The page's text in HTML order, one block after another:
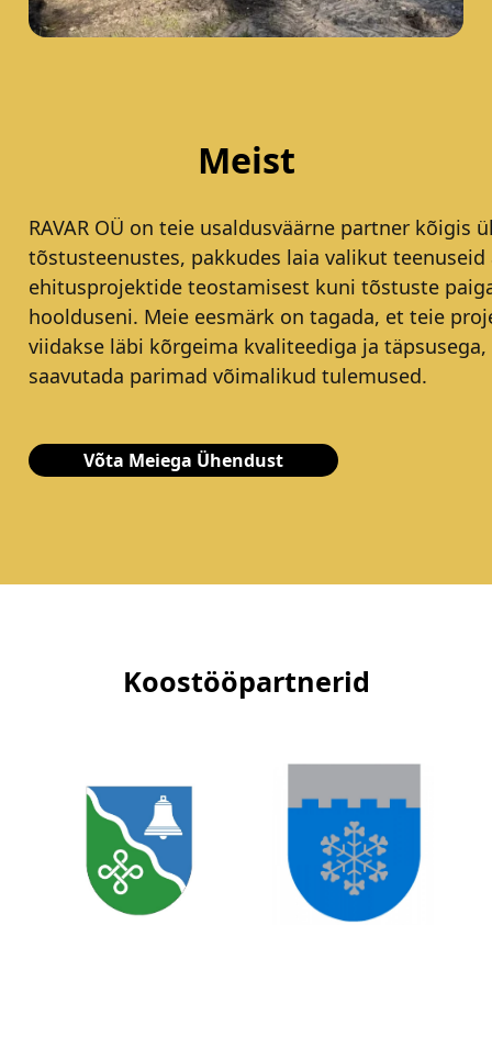
Meist
RAVAR OÜ on teie usaldusväärne partner kõigis
tõstusteenustes, pakkudes laia valikut teenuseid
ehitusprojektide teostamisest kuni tõstuste
hoolduseni. Meie eesmärk on tagada, et teie
viidakse läbi kõrgeima kvaliteediga ja täpsusega,
saavutada parimad võimalikud tulemused.
Võta Meiega Ühendust
Koostööpartnerid